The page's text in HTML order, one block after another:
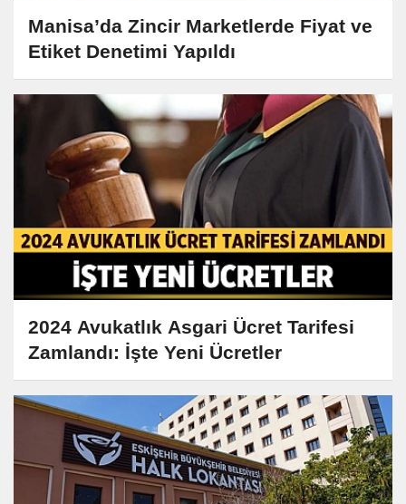
Manisa’da Zincir Marketlerde Fiyat ve
Etiket Denetimi Yapıldı
2024 Avukatlık Asgari Ücret Tarifesi
Zamlandı: İşte Yeni Ücretler